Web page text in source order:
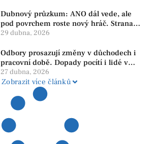
Dubnový průzkum: ANO dál vede, ale
pod povrchem roste nový hráč. Strana
PRO se drží nejvýš mezi menšími
29 dubna, 2026
Odbory prosazují změny v důchodech i
pracovní době. Dopady pocítí i lidé v
našem regionu
27 dubna, 2026
Zobrazit více článků